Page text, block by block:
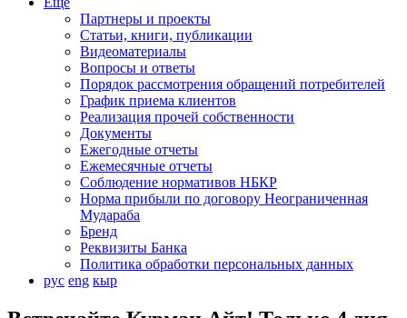
Партнеры и проекты
Статьи, книги, публикации
Видеоматериалы
Вопросы и ответы
Порядок рассмотрения обращений потребителей
График приема клиентов
Реализация прочей собственности
Документы
Ежегодные отчеты
Ежемесячные отчеты
Соблюдение нормативов НБКР
Норма прибыли по договору Неограниченная
Мудараба
Бренд
Реквизиты Банка
Политика обработки персональных данных
рус eng кыр